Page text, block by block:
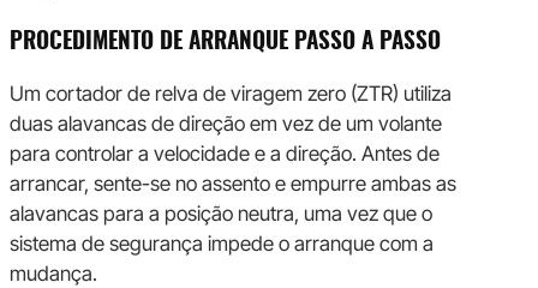
PROCEDIMENTO DE ARRANQUE PASSO A PASSO
Um cortador de relva de viragem zero (ZTR) utiliza
duas alavancas de direção em vez de um volante
para controlar a velocidade e a direção. Antes de
arrancar, sente-se no assento e empurre ambas as
alavancas para a posição neutra, uma vez que o
sistema de segurança impede o arranque com a
mudança.